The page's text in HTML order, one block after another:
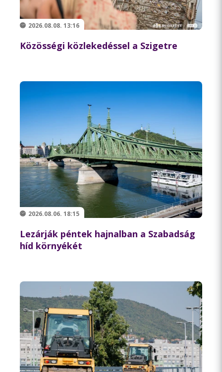
2026.08.08. 13:16
Közösségi közlekedéssel a Szigetre
2026.08.06. 18:15
Lezárják péntek hajnalban a Szabadság
híd környékét